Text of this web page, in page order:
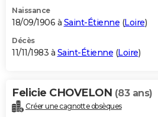
Naissance
18/09/1906 à Saint-Étienne (Loire)
Décès
11/11/1983 à Saint-Étienne (Loire)
Felicie CHOVELON (83 ans)
Créer une cagnotte obsèques